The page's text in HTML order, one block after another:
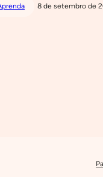
8 de setembro de